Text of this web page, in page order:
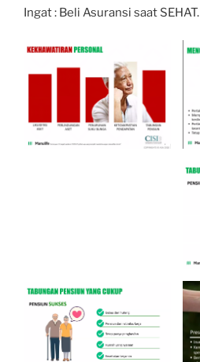
Ingat : Beli Asuransi saat SEHAT.